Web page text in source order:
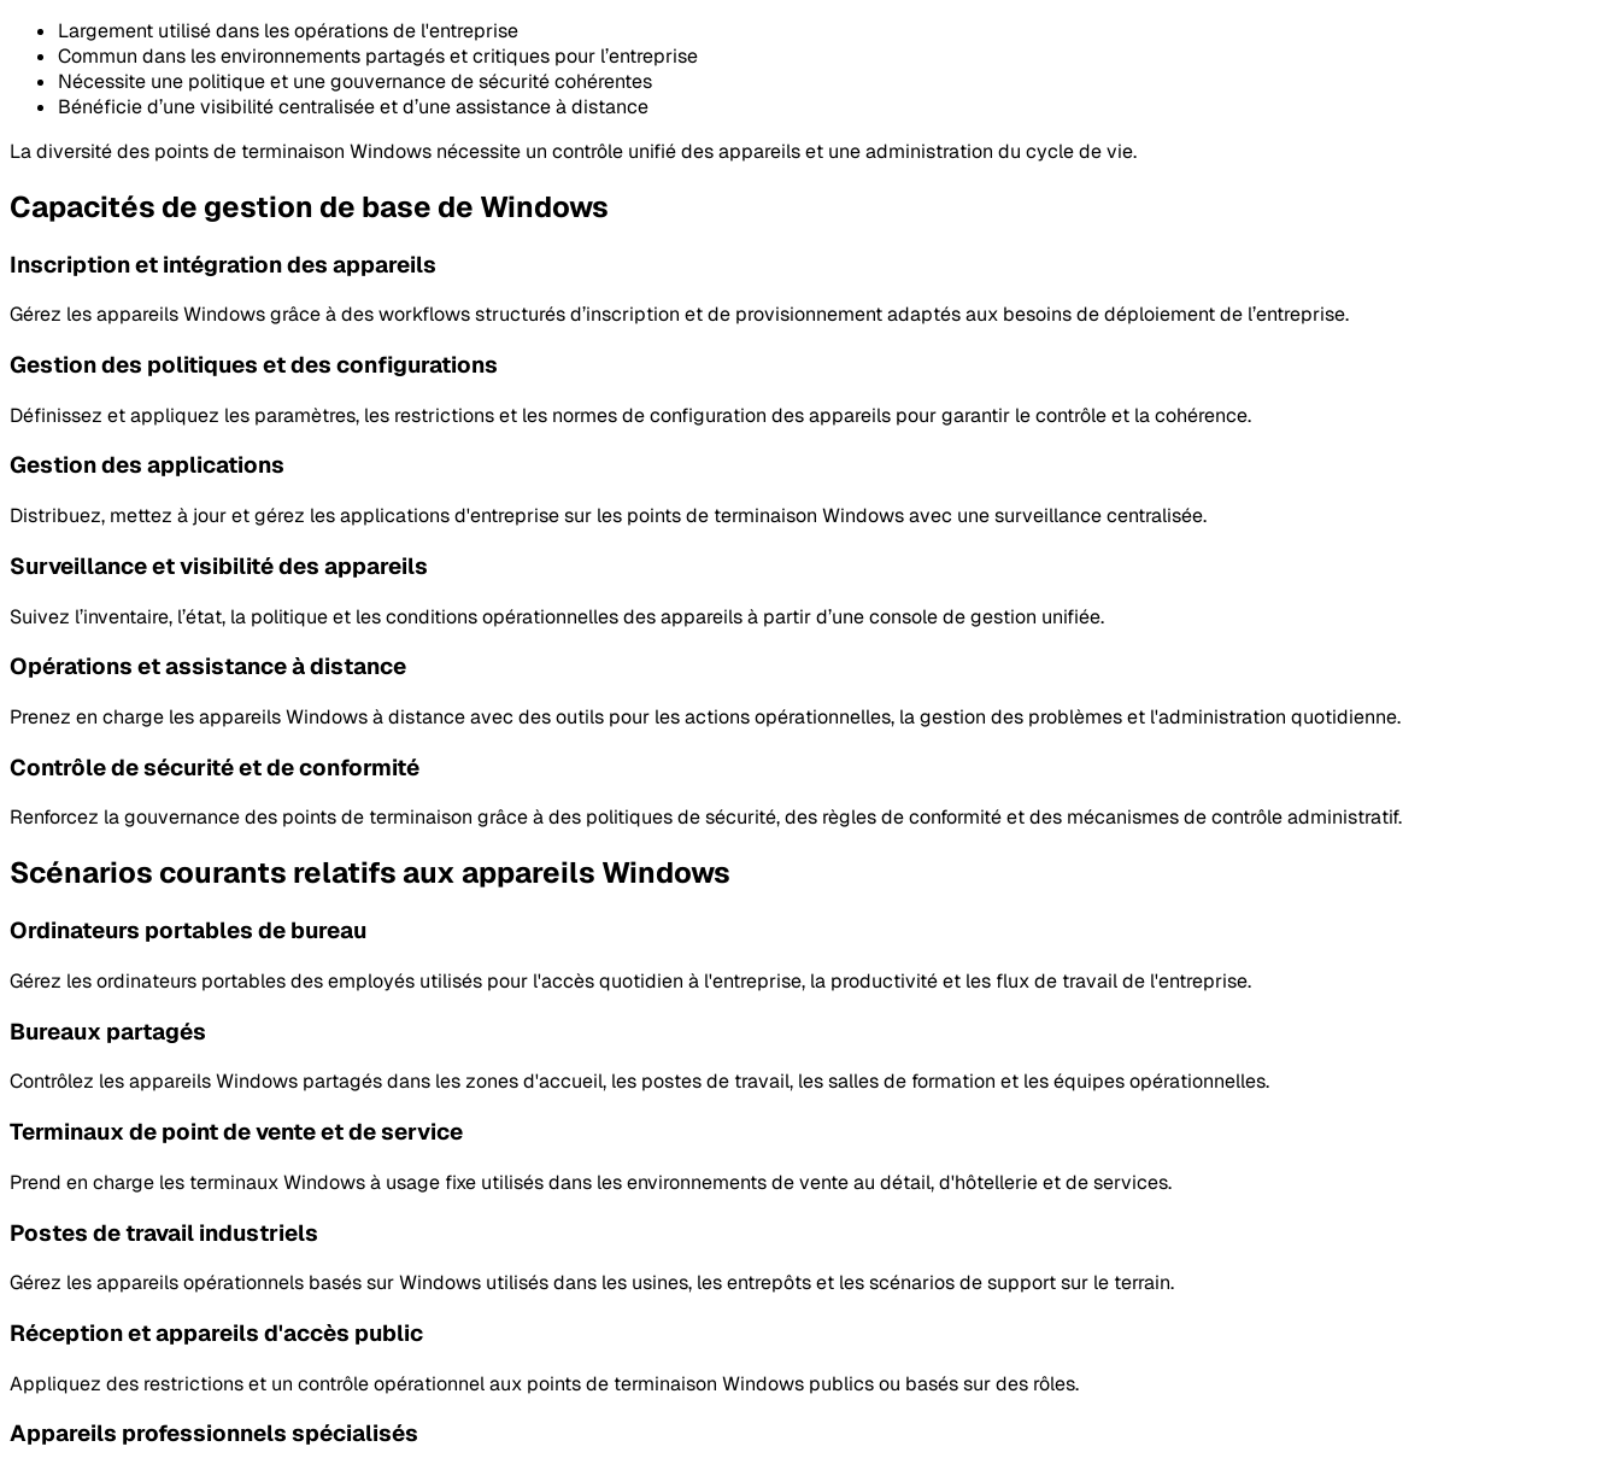
Largement utilisé dans les opérations de l'entreprise
Commun dans les environnements partagés et critiques pour l’entreprise
Nécessite une politique et une gouvernance de sécurité cohérentes
Bénéficie d’une visibilité centralisée et d’une assistance à distance
La diversité des points de terminaison Windows nécessite un contrôle unifié des appareils et une administration du cycle de vie.
Capacités de gestion de base de Windows
Inscription et intégration des appareils
Gérez les appareils Windows grâce à des workflows structurés d’inscription et de provisionnement adaptés aux besoins de déploiement de l’entreprise.
Gestion des politiques et des configurations
Définissez et appliquez les paramètres, les restrictions et les normes de configuration des appareils pour garantir le contrôle et la cohérence.
Gestion des applications
Distribuez, mettez à jour et gérez les applications d'entreprise sur les points de terminaison Windows avec une surveillance centralisée.
Surveillance et visibilité des appareils
Suivez l’inventaire, l’état, la politique et les conditions opérationnelles des appareils à partir d’une console de gestion unifiée.
Opérations et assistance à distance
Prenez en charge les appareils Windows à distance avec des outils pour les actions opérationnelles, la gestion des problèmes et l'administration quotidienne.
Contrôle de sécurité et de conformité
Renforcez la gouvernance des points de terminaison grâce à des politiques de sécurité, des règles de conformité et des mécanismes de contrôle administratif.
Scénarios courants relatifs aux appareils Windows
Ordinateurs portables de bureau
Gérez les ordinateurs portables des employés utilisés pour l'accès quotidien à l'entreprise, la productivité et les flux de travail de l'entreprise.
Bureaux partagés
Contrôlez les appareils Windows partagés dans les zones d'accueil, les postes de travail, les salles de formation et les équipes opérationnelles.
Terminaux de point de vente et de service
Prend en charge les terminaux Windows à usage fixe utilisés dans les environnements de vente au détail, d'hôtellerie et de services.
Postes de travail industriels
Gérez les appareils opérationnels basés sur Windows utilisés dans les usines, les entrepôts et les scénarios de support sur le terrain.
Réception et appareils d'accès public
Appliquez des restrictions et un contrôle opérationnel aux points de terminaison Windows publics ou basés sur des rôles.
Appareils professionnels spécialisés